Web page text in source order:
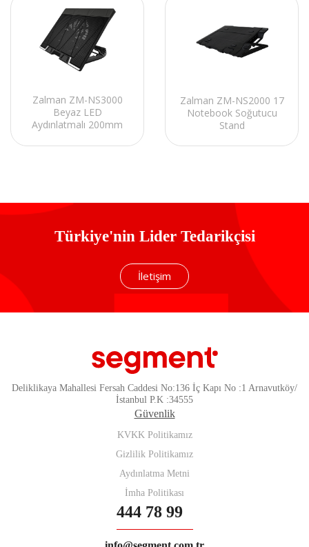
Zalman ZM-NS3000
Beyaz LED
Aydınlatmalı 200mm
Soğutucu Stand
Zalman ZM-NS2000 17
Notebook Soğutucu
Stand
Türkiye'nin Lider Tedarikçisi
İletişim
Deliklikaya Mahallesi Fersah Caddesi No:136 İç Kapı No :1 Arnavutköy/
İstanbul P.K :34555
Güvenlik
KVKK Politikamız
Gizlilik Politikamız
Aydınlatma Metni
İmha Politikası
444 78 99